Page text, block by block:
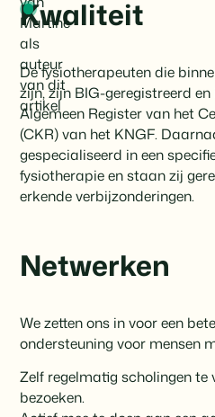
Kwaliteit
De fysiotherapeuten die
zijn, zijn BIG-geregistreerd
Algemeen Register van het
(CKR) van het KNGF.
gespecialiseerd in een
fysiotherapie en staan zij
erkende verbijzonderingen.
Netwerken
We zetten ons in voor een
ondersteuning voor mensen
Zelf regelmatig scholingen te
bezoeken.